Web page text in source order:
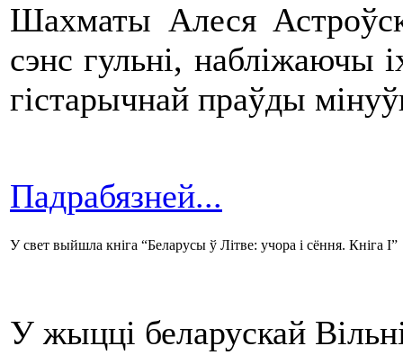
Шахматы Алеся
сэнс гульні, набліжаючы
гістарычнай праўды
Падрабязней...
У свет выйшла кніга “Беларусы ў Літве: учора і сёння. Кніга І”
У жыцці беларускай